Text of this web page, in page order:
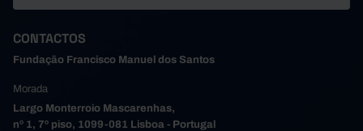
CONTACTOS
Fundação Francisco Manuel dos Santos
Morada
Largo Monterroio Mascarenhas,
nº 1, 7º piso, 1099-081 Lisboa - Portugal